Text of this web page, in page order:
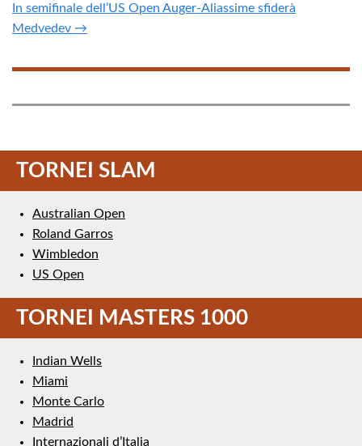
In semifinale dell’US Open Auger-Aliassime sfiderà
Medvedev →
TORNEI SLAM
Australian Open
Roland Garros
Wimbledon
US Open
TORNEI MASTERS 1000
Indian Wells
Miami
Monte Carlo
Madrid
Internazionali d’Italia